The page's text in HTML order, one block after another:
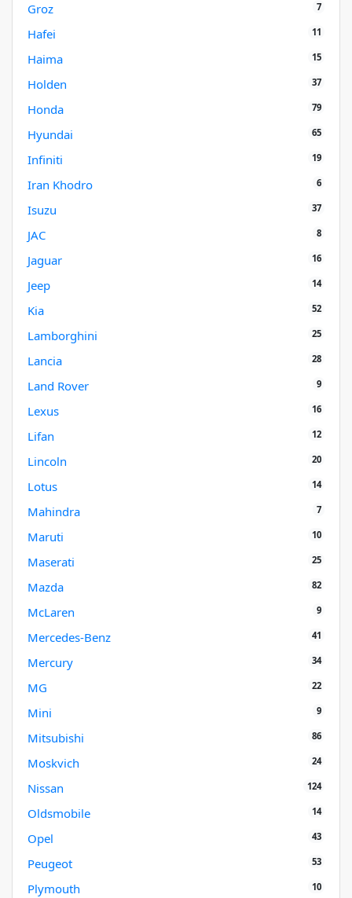
Groz 7
Hafei 11
Haima 15
Holden 37
Honda 79
Hyundai 65
Infiniti 19
Iran Khodro 6
Isuzu 37
JAC 8
Jaguar 16
Jeep 14
Kia 52
Lamborghini 25
Lancia 28
Land Rover 9
Lexus 16
Lifan 12
Lincoln 20
Lotus 14
Mahindra 7
Maruti 10
Maserati 25
Mazda 82
McLaren 9
Mercedes-Benz 41
Mercury 34
MG 22
Mini 9
Mitsubishi 86
Moskvich 24
Nissan 124
Oldsmobile 14
Opel 43
Peugeot 53
Plymouth 10